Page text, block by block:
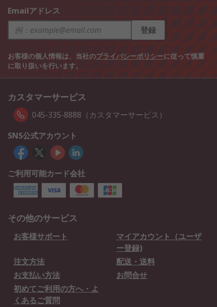
Emailアドレス
登録
お客様の個人情報は、当社のプライバシーポリシーに従って慎重
に取り扱いを行います。
カスタマーサービス
045-335-8888（カスタマーサービス）
SNS公式アカウント
ご利用可能カード会社
その他のサービス
お客様サポート
マイアカウント（ユーザ
ー登録)
注文方法
配送・送料
お支払い方法
お問合せ
初めてご利用の方へ・よ
くあるご質問